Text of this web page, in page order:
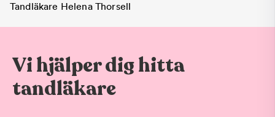
Tandläkare Helena Thorsell
Vi hjälper dig hitta
tandläkare